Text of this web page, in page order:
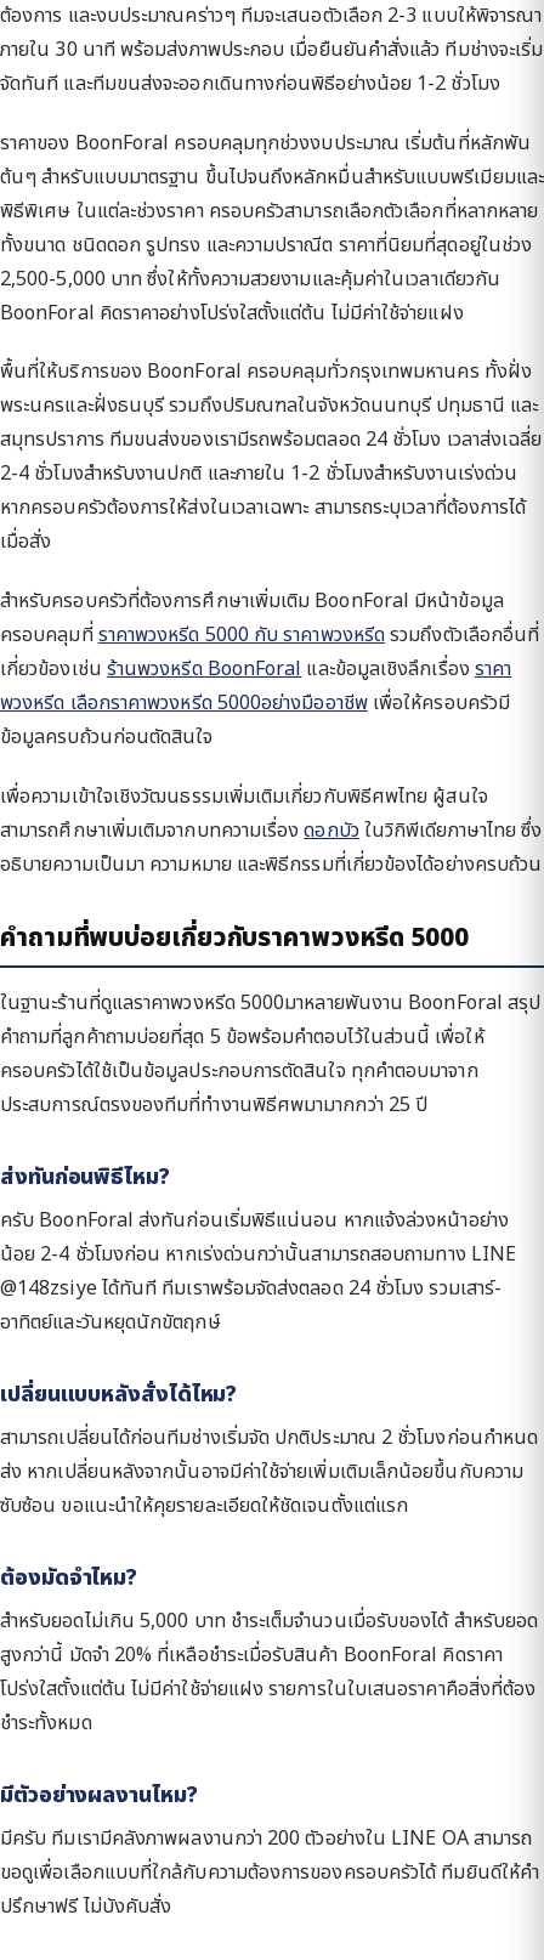
ต้องการ และงบประมาณคร่าวๆ ทีมจะเสนอตัวเลือก 2-3 แบบให้พิจารณา
ภายใน 30 นาที พร้อมส่งภาพประกอบ เมื่อยืนยันคำสั่งแล้ว ทีมช่างจะเริ่ม
จัดทันที และทีมขนส่งจะออกเดินทางก่อนพิธีอย่างน้อย 1-2 ชั่วโมง
ราคาของ BoonForal ครอบคลุมทุกช่วงงบประมาณ เริ่มต้นที่หลักพัน
ต้นๆ สำหรับแบบมาตรฐาน ขึ้นไปจนถึงหลักหมื่นสำหรับแบบพรีเมียมและ
พิธีพิเศษ ในแต่ละช่วงราคา ครอบครัวสามารถเลือกตัวเลือกที่หลากหลาย
ทั้งขนาด ชนิดดอก รูปทรง และความปราณีต ราคาที่นิยมที่สุดอยู่ในช่วง
2,500-5,000 บาท ซึ่งให้ทั้งความสวยงามและคุ้มค่าในเวลาเดียวกัน
BoonForal คิดราคาอย่างโปร่งใสตั้งแต่ต้น ไม่มีค่าใช้จ่ายแฝง
พื้นที่ให้บริการของ BoonForal ครอบคลุมทั่วกรุงเทพมหานคร ทั้งฝั่ง
พระนครและฝั่งธนบุรี รวมถึงปริมณฑลในจังหวัดนนทบุรี ปทุมธานี และ
สมุทรปราการ ทีมขนส่งของเรามีรถพร้อมตลอด 24 ชั่วโมง เวลาส่งเฉลี่ย
2-4 ชั่วโมงสำหรับงานปกติ และภายใน 1-2 ชั่วโมงสำหรับงานเร่งด่วน
หากครอบครัวต้องการให้ส่งในเวลาเฉพาะ สามารถระบุเวลาที่ต้องการได้
เมื่อสั่ง
สำหรับครอบครัวที่ต้องการศึกษาเพิ่มเติม BoonForal มีหน้าข้อมูล
ครอบคลุมที่ราคาพวงหรีด 5000 กับ ราคาพวงหรีดรวมถึงตัวเลือกอื่นที่
เกี่ยวข้องเช่นร้านพวงหรีด BoonForalและข้อมูลเชิงลึกเรื่องราคา
พวงหรีด เลือกราคาพวงหรีด 5000อย่างมืออาชีพเพื่อให้ครอบครัวมี
ข้อมูลครบถ้วนก่อนตัดสินใจ
เพื่อความเข้าใจเชิงวัฒนธรรมเพิ่มเติมเกี่ยวกับพิธีศพไทย ผู้สนใจ
สามารถศึกษาเพิ่มเติมจากบทความเรื่องดอกบัวในวิกิพีเดียภาษาไทย ซึ่ง
อธิบายความเป็นมา ความหมาย และพิธีกรรมที่เกี่ยวข้องได้อย่างครบถ้วน
คำถามที่พบบ่อยเกี่ยวกับราคาพวงหรีด 5000
ในฐานะร้านที่ดูแลราคาพวงหรีด 5000มาหลายพันงาน BoonForal สรุป
คำถามที่ลูกค้าถามบ่อยที่สุด 5 ข้อพร้อมคำตอบไว้ในส่วนนี้ เพื่อให้
ครอบครัวได้ใช้เป็นข้อมูลประกอบการตัดสินใจ ทุกคำตอบมาจาก
ประสบการณ์ตรงของทีมที่ทำงานพิธีศพมามากกว่า 25 ปี
ส่งทันก่อนพิธีไหม?
ครับ BoonForal ส่งทันก่อนเริ่มพิธีแน่นอน หากแจ้งล่วงหน้าอย่าง
น้อย 2-4 ชั่วโมงก่อน หากเร่งด่วนกว่านั้นสามารถสอบถามทาง LINE
@148zsiye ได้ทันที ทีมเราพร้อมจัดส่งตลอด 24 ชั่วโมง รวมเสาร์-
อาทิตย์และวันหยุดนักขัตฤกษ์
เปลี่ยนแบบหลังสั่งได้ไหม?
สามารถเปลี่ยนได้ก่อนทีมช่างเริ่มจัด ปกติประมาณ 2 ชั่วโมงก่อนกำหนด
ส่ง หากเปลี่ยนหลังจากนั้นอาจมีค่าใช้จ่ายเพิ่มเติมเล็กน้อยขึ้นกับความ
ซับซ้อน ขอแนะนำให้คุยรายละเอียดให้ชัดเจนตั้งแต่แรก
ต้องมัดจำไหม?
สำหรับยอดไม่เกิน 5,000 บาท ชำระเต็มจำนวนเมื่อรับของได้ สำหรับยอด
สูงกว่านี้ มัดจำ 20% ที่เหลือชำระเมื่อรับสินค้า BoonForal คิดราคา
โปร่งใสตั้งแต่ต้น ไม่มีค่าใช้จ่ายแฝง รายการในใบเสนอราคาคือสิ่งที่ต้อง
ชำระทั้งหมด
มีตัวอย่างผลงานไหม?
มีครับ ทีมเรามีคลังภาพผลงานกว่า 200 ตัวอย่างใน LINE OA สามารถ
ขอดูเพื่อเลือกแบบที่ใกล้กับความต้องการของครอบครัวได้ ทีมยินดีให้คำ
ปรึกษาฟรี ไม่บังคับสั่ง